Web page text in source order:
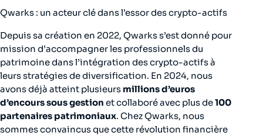
Qwarks : un acteur clé dans l’essor des crypto-actifs
Depuis sa création en 2022, Qwarks s’est donné pour
mission d’accompagner les professionnels du
patrimoine dans l’intégration des crypto-actifs à
leurs stratégies de diversification. En 2024, nous
avons déjà atteint plusieurs millions d’euros
d’encours sous gestion et collaboré avec plus de100
partenaires patrimoniaux. Chez Qwarks, nous
sommes convaincus que cette révolution financière